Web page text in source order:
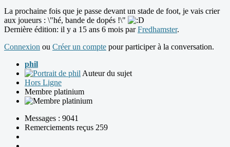
La prochaine fois que je passe devant un stade de foot, je vais crier
aux joueurs : \"hé, bande de dopés !\"
Dernière édition: il y a 15 ans 6 mois parFredhamster.
Connexion ou Créer un compte pour participer à la conversation.
phil
Auteur du sujet
Hors Ligne
Membre platinium
Messages : 9041
Remerciements reçus 259